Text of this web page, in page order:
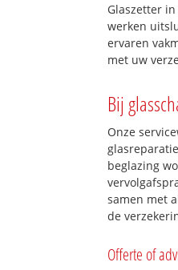
Glaszetter
werken
ervaren
met uw
Bij
Onze
beglazing
samen met
de
Offerte of